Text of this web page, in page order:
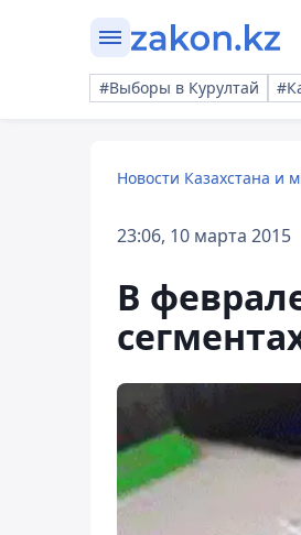
#Выборы в Курултай
Новости Казахстана и
23:06, 10 марта 2015
В